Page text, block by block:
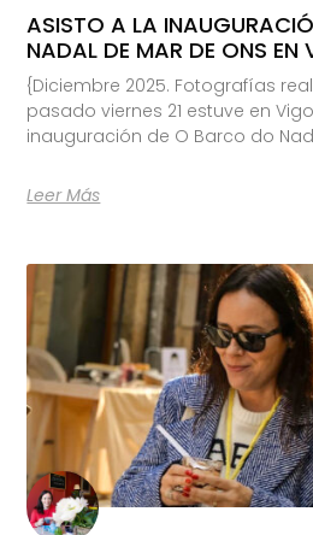
ASISTO A LA
NADAL DE MAR DE ONS EN
{Diciembre 2025. Fotografías
pasado viernes 21 estuve en
inauguración de O Barco do
Leer Más